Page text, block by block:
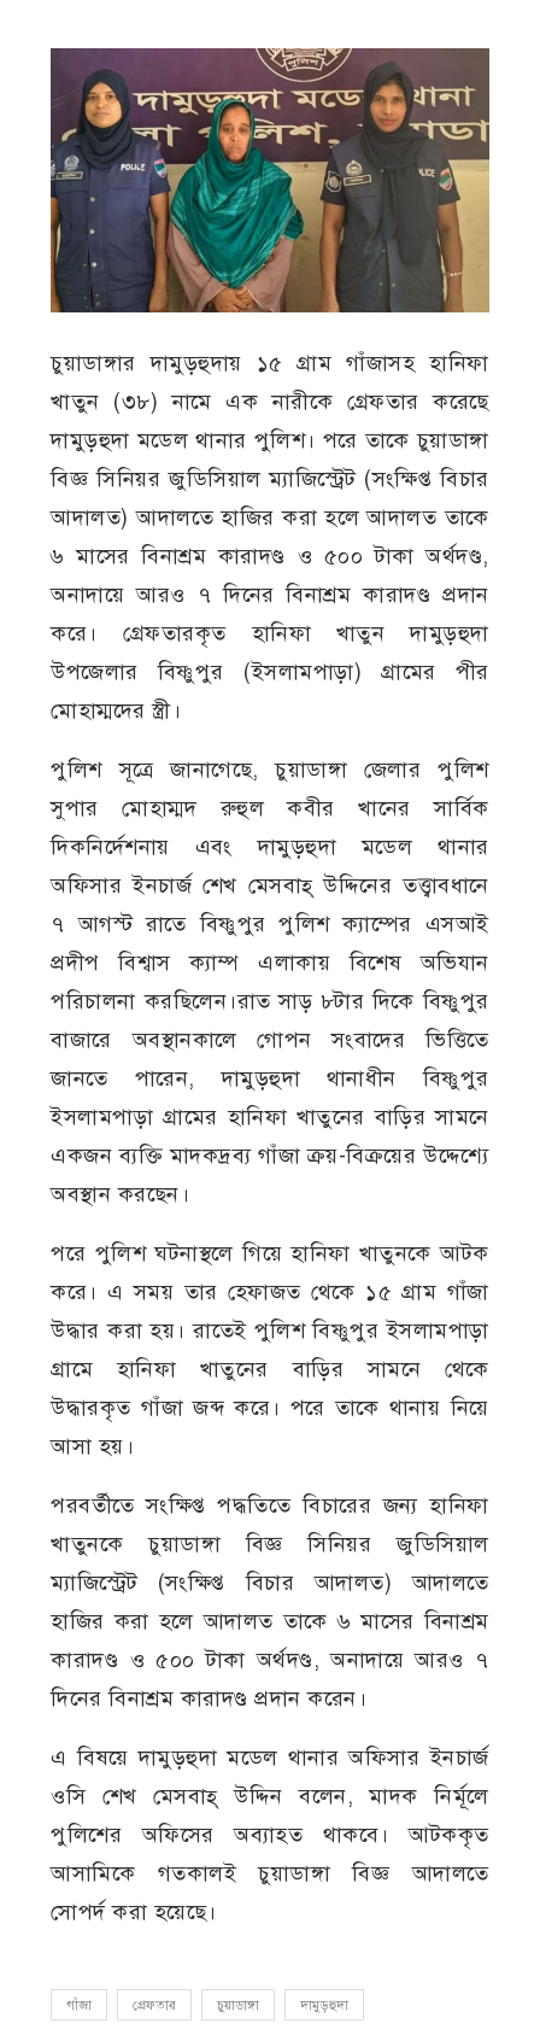
চুয়াডাঙ্গার দামুড়হুদায় ১৫ গ্রাম গাঁজাসহ হানিফা
খাতুন (৩৮) নামে এক নারীকে গ্রেফতার করেছে
দামুড়হুদা মডেল থানার পুলিশ। পরে তাকে চুয়াডাঙ্গা
বিজ্ঞ সিনিয়র জুডিসিয়াল ম্যাজিস্ট্রেট (সংক্ষিপ্ত বিচার
আদালত) আদালতে হাজির করা হলে আদালত তাকে
৬ মাসের বিনাশ্রম কারাদণ্ড ও ৫০০ টাকা অর্থদণ্ড,
অনাদায়ে আরও ৭ দিনের বিনাশ্রম কারাদণ্ড প্রদান
করে। গ্রেফতারকৃত হানিফা খাতুন দামুড়হুদা
উপজেলার বিষ্ণুপুর (ইসলামপাড়া) গ্রামের পীর
মোহাম্মদের স্ত্রী।
পুলিশ সূত্রে জানাগেছে, চুয়াডাঙ্গা জেলার পুলিশ
সুপার মোহাম্মদ রুহুল কবীর খানের সার্বিক
দিকনির্দেশনায় এবং দামুড়হুদা মডেল থানার
অফিসার ইনচার্জ শেখ মেসবাহ্ উদ্দিনের তত্ত্বাবধানে
৭ আগস্ট রাতে বিষ্ণুপুর পুলিশ ক্যাম্পের এসআই
প্রদীপ বিশ্বাস ক্যাম্প এলাকায় বিশেষ অভিযান
পরিচালনা করছিলেন।রাত সাড় ৮টার দিকে বিষ্ণুপুর
বাজারে অবস্থানকালে গোপন সংবাদের ভিত্তিতে
জানতে পারেন, দামুড়হুদা থানাধীন বিষ্ণুপুর
ইসলামপাড়া গ্রামের হানিফা খাতুনের বাড়ির সামনে
একজন ব্যক্তি মাদকদ্রব্য গাঁজা ক্রয়-বিক্রয়ের উদ্দেশ্যে
অবস্থান করছেন।
পরে পুলিশ ঘটনাস্থলে গিয়ে হানিফা খাতুনকে আটক
করে। এ সময় তার হেফাজত থেকে ১৫ গ্রাম গাঁজা
উদ্ধার করা হয়। রাতেই পুলিশ বিষ্ণুপুর ইসলামপাড়া
গ্রামে হানিফা খাতুনের বাড়ির সামনে থেকে
উদ্ধারকৃত গাঁজা জব্দ করে। পরে তাকে থানায় নিয়ে
আসা হয়।
পরবর্তীতে সংক্ষিপ্ত পদ্ধতিতে বিচারের জন্য হানিফা
খাতুনকে চুয়াডাঙ্গা বিজ্ঞ সিনিয়র জুডিসিয়াল
ম্যাজিস্ট্রেট (সংক্ষিপ্ত বিচার আদালত) আদালতে
হাজির করা হলে আদালত তাকে ৬ মাসের বিনাশ্রম
কারাদণ্ড ও ৫০০ টাকা অর্থদণ্ড, অনাদায়ে আরও ৭
দিনের বিনাশ্রম কারাদণ্ড প্রদান করেন।
এ বিষয়ে দামুড়হুদা মডেল থানার অফিসার ইনচার্জ
ওসি শেখ মেসবাহ্ উদ্দিন বলেন, মাদক নির্মূলে
পুলিশের অফিসের অব্যাহত থাকবে। আটককৃত
আসামিকে গতকালই চুয়াডাঙ্গা বিজ্ঞ আদালতে
সোপর্দ করা হয়েছে।
গাঁজা গ্রেফতার চুয়াডাঙ্গা দামুড়হুদা